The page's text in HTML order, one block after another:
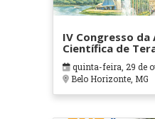
IV Congresso da
Científica de
em Contextos
Cuidados
quinta-feira, 29 de
Belo Horizonte, MG